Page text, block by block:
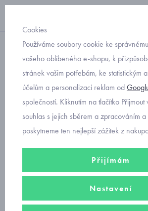
botičky do kočárku
balerínky a
čelenka pro
Mayoral 9633-90
Cookies
Používáme soubory cookie ke
vašeho oblíbeného e-shopu, k
stránek vašim potřebám, ke statistickým
účelům a personalizaci reklam od
společností. Kliknutím na tlačítko Přijmout
souhlas s jejich sběrem a zpracováním a
poskytneme ten nejlepší zážitek z
Přijímám
Nastavení